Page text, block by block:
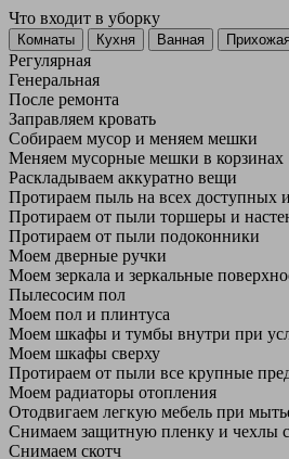
Что входит в уборку
Регу­лярная
Гене­ральная
После ремонта
Заправляем кровать
Собираем мусор и меняем мешки
Меняем мусорные мешки в корзинах
Раскладываем аккуратно вещи
Протираем пыль на всех доступных
Протираем от пыли торшеры и
Протираем от пыли подоконники
Моем дверные ручки
Моем зеркала и зеркальные
Пылесосим пол
Моем пол и плинтуса
Моем шкафы и тумбы внутри при
Моем шкафы сверху
Протираем от пыли все крупные
Моем радиаторы отопления
Отодвигаем легкую мебель при
Снимаем защитную пленку и чехлы
Снимаем скотч